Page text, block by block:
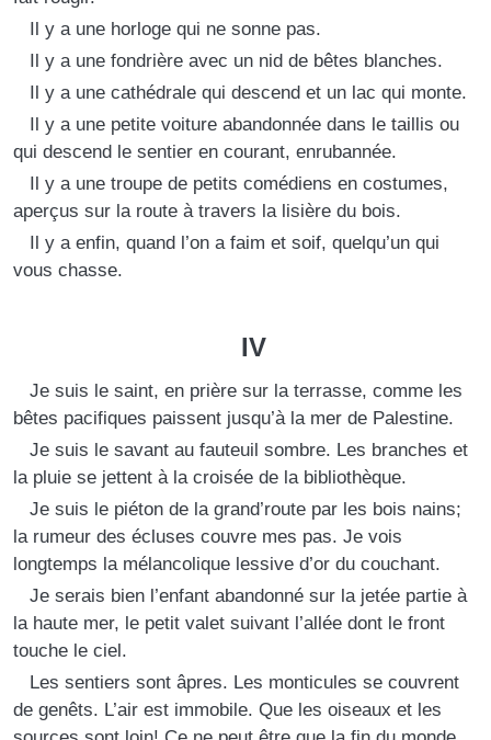
Il y a une horloge qui ne sonne pas.
Il y a une fondrière avec un nid de bêtes blanches.
Il y a une cathédrale qui descend et un lac qui monte.
Il y a une petite voiture abandonnée dans le taillis ou
qui descend le sentier en courant, enrubannée.
Il y a une troupe de petits comédiens en costumes,
aperçus sur la route à travers la lisière du bois.
Il y a enfin, quand l’on a faim et soif, quelqu’un qui
vous chasse.
IV
Je suis le saint, en prière sur la terrasse, comme les
bêtes pacifiques paissent jusqu’à la mer de Palestine.
Je suis le savant au fauteuil sombre. Les branches et
la pluie se jettent à la croisée de la bibliothèque.
Je suis le piéton de la grand’route par les bois nains;
la rumeur des écluses couvre mes pas. Je vois
longtemps la mélancolique lessive d’or du couchant.
Je serais bien l’enfant abandonné sur la jetée partie à
la haute mer, le petit valet suivant l’allée dont le front
touche le ciel.
Les sentiers sont âpres. Les monticules se couvrent
de genêts. L’air est immobile. Que les oiseaux et les